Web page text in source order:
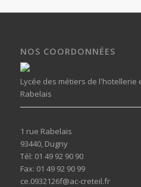
NOS COORDONNÉES
Lycée des métiers de l'hotellerie
Rabelais
1 rue Rabelais
93440, Dugny
Tél: 01 49 92 90 90
Fax: 01 49 92 90 99
ce.0932126f@ac-creteil.fr